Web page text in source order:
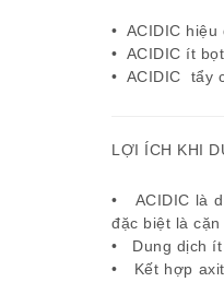
• ACIDIC hiệu
• ACIDIC ít
• ACIDIC tẩy
LỢI ÍCH KHI
• ACIDIC là
đặc biệt là cặn
• Dung dịch ít
• Kết hợp axit